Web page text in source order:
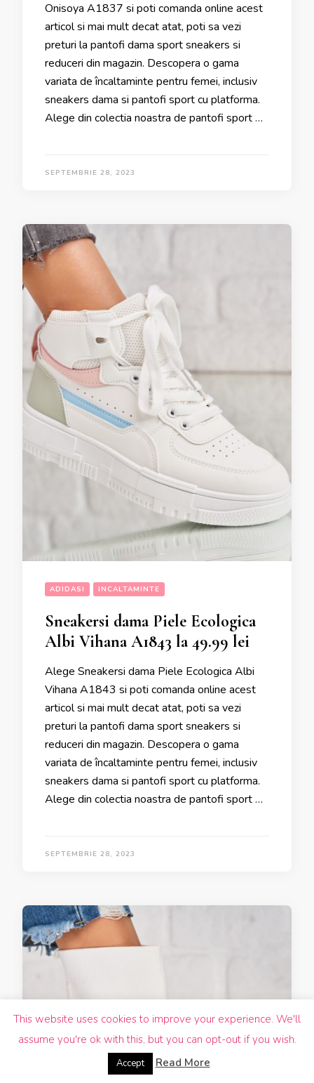
Onisoya A1837 si poti comanda online acest
articol si mai mult decat atat, poti sa vezi
preturi la pantofi dama sport sneakers si
reduceri din magazin. Descopera o gama
variata de încaltaminte pentru femei, inclusiv
sneakers dama si pantofi sport cu platforma.
Alege din colectia noastra de pantofi sport …
SEPTEMBRIE 28, 2023
ADIDASI INCALTAMINTE
Sneakersi dama Piele Ecologica
Albi Vihana A1843 la 49.99 lei
Alege Sneakersi dama Piele Ecologica Albi
Vihana A1843 si poti comanda online acest
articol si mai mult decat atat, poti sa vezi
preturi la pantofi dama sport sneakers si
reduceri din magazin. Descopera o gama
variata de încaltaminte pentru femei, inclusiv
sneakers dama si pantofi sport cu platforma.
Alege din colectia noastra de pantofi sport …
SEPTEMBRIE 28, 2023
This website uses cookies to improve your experience. We'll
assume you're ok with this, but you can opt-out if you wish.
Accept Read More